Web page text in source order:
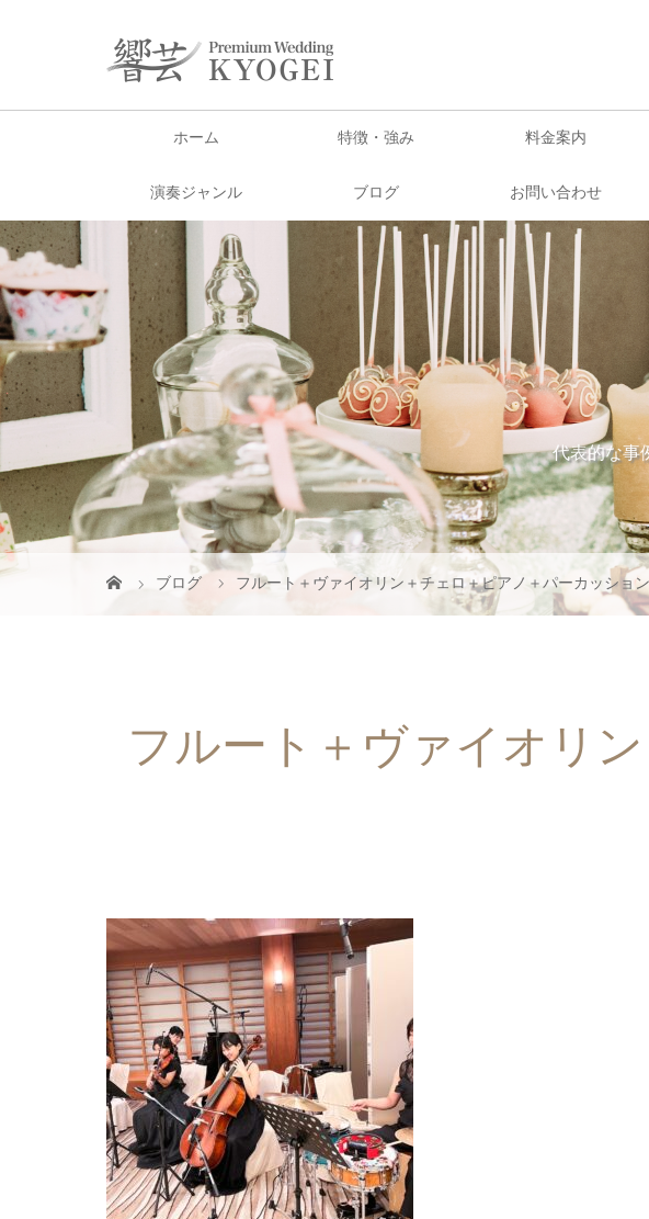
ホーム 特徴・強み 料金案内
演奏ジャンル ブログ お問い合わせ
代表的な事
ブログ フルート＋ヴァイオリン＋チェロ＋ピアノ＋パーカッション
フルート＋ヴァイオリ